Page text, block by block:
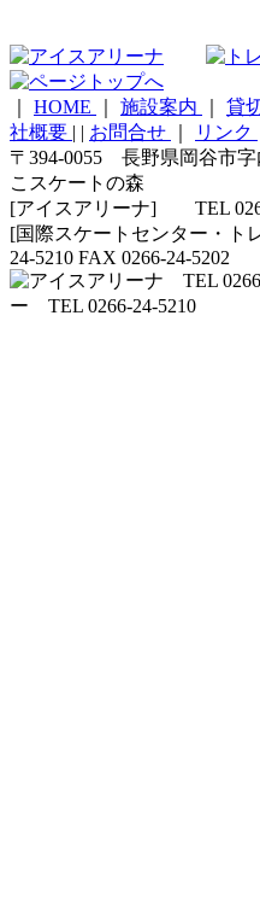
HOME 施設案内 貸
社概要 | | お問合せ リンク
〒394-0055 長野県岡谷市
こスケートの森
[アイスアリーナ] TEL
[国際スケートセンター・
24-5210 FAX 0266-24-5202